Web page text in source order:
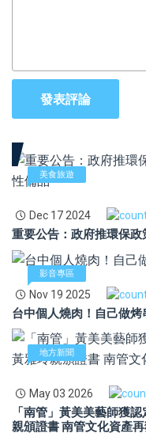
發表評論
美食旅遊
Dec 17 2024
重要公告：政府推環保
影音專區
Nov 19 2025
台中個人燒肉！自己做烤
地方新聞
May 03 2026
「南管」黃美美藝師獲
親頒證書 南管文化資產